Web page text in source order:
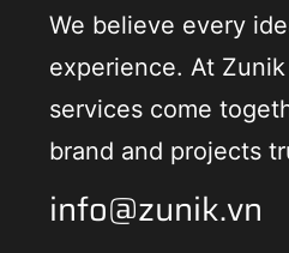
We believe every
experience. At
services come
brand and projects
info@zunik.vn